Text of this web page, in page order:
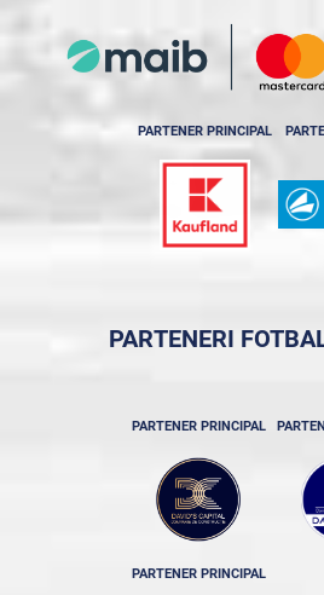
PARTENER PRINCIPAL
PARTENERI
PARTENER PRINCIPAL
PARTENER PRINCIPAL